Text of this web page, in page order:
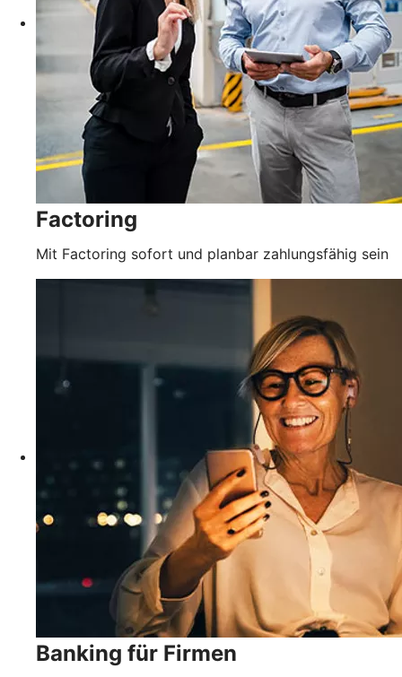
Factoring
Mit Factoring sofort und planbar zahlungsfähig sein
Banking für Firmen